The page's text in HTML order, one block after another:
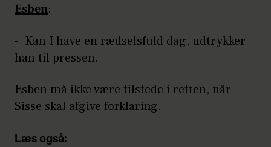
Esben:
- Kan I have en rædselsfuld dag, udtrykker
han til pressen.
Esben må ikke være tilstede i retten, når
Sisse skal afgive forklaring.
Læs også: